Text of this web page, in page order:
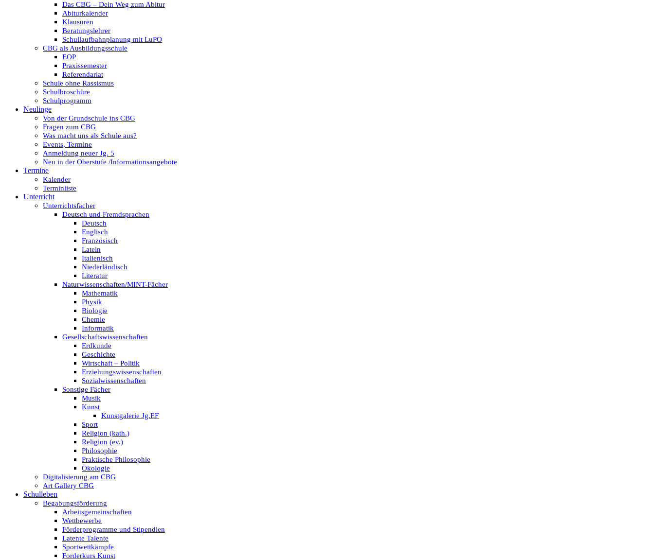
Das CBG – Dein Weg zum Abitur
Abiturkalender
Klausuren
Beratungslehrer
Schullaufbahnplanung mit LuPO
CBG als Ausbildungsschule
EOP
Praxissemester
Referendariat
Schule ohne Rassismus
Schulbroschüre
Schulprogramm
Neulinge
Von der Grundschule ins CBG
Fragen zum CBG
Was macht uns als Schule aus?
Events, Termine
Anmeldung neuer Jg. 5
Neu in der Oberstufe /Informationsangebote
Termine
Kalender
Terminliste
Unterricht
Unterrichtsfächer
Deutsch und Fremdsprachen
Deutsch
Englisch
Französisch
Latein
Italienisch
Niederländisch
Literatur
Naturwissenschaften/MINT-Fächer
Mathematik
Physik
Biologie
Chemie
Informatik
Gesellschaftswissenschaften
Erdkunde
Geschichte
Wirtschaft – Politik
Erziehungswissenschaften
Sozialwissenschaften
Sonstige Fächer
Musik
Kunst
Kunstgalerie Jg.EF
Sport
Religion (kath.)
Religion (ev.)
Philosophie
Praktische Philosophie
Ökologie
Digitalisierung am CBG
Art Gallery CBG
Schulleben
Begabungsförderung
Arbeitsgemeinschaften
Wettbewerbe
Förderprogramme und Stipendien
Latente Talente
Sportwettkämpfe
Forderkurs Kunst